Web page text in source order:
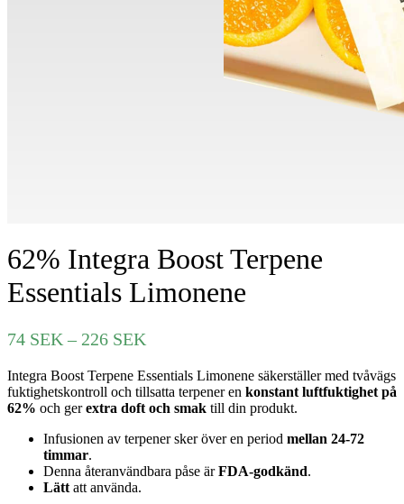
62% Integra Boost Terpene
Essentials Limonene
74 SEK – 226 SEK
till
226 SEK
Integra Boost Terpene Essentials Limonene säkerställer med tvåvägs
fuktighetskontroll och tillsatta terpener en konstant luftfuktighet på
62% och gerextra doft och smak till din produkt.
Infusionen av terpener sker över en period mellan 24-72
timmar.
Denna återanvändbara påse ärFDA-godkänd.
Lätt att använda.